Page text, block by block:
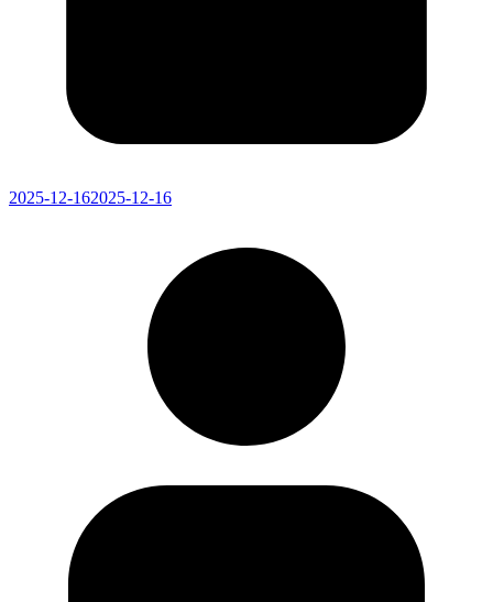
2025-12-162025-12-16